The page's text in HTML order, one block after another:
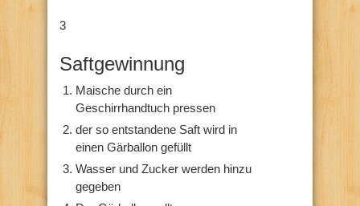
3
Saftgewinnung
Maische durch ein
Geschirrhandtuch pressen
der so entstandene Saft wird in
einen Gärballon gefüllt
Wasser und Zucker werden hinzu
gegeben